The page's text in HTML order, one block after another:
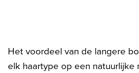
Het voordeel van de langere
elk haartype op een natuurlijke